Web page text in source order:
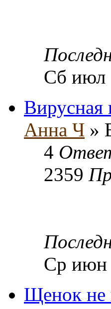
Сб июл
Вирусная
Анна Ч »
4
2359
Ср июн
Щенок не